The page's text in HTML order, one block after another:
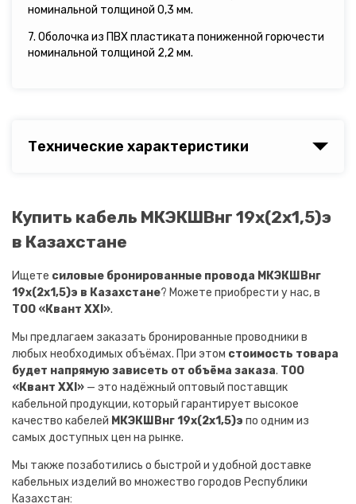
номинальной толщиной 0,3 мм.
7. Оболочка из ПВХ пластиката пониженной горючести
номинальной толщиной 2,2 мм.
Технические характеристики
Купить кабель МКЭКШВнг 19х(2х1,5)э
в Казахстане
Ищете силовые бронированные провода МКЭКШВнг
19х(2х1,5)э в Казахстане? Можете приобрести у нас, в
ТОО «Квант XXI».
Мы предлагаем заказать бронированные проводники в
любых необходимых объёмах. При этом стоимость товара
будет напрямую зависеть от объёма заказа. ТОО
«Квант XXI» — это надёжный оптовый поставщик
кабельной продукции, который гарантирует высокое
качество кабелей МКЭКШВнг 19х(2х1,5)э по одним из
самых доступных цен на рынке.
Мы также позаботились о быстрой и удобной доставке
кабельных изделий во множество городов Республики
Казахстан: